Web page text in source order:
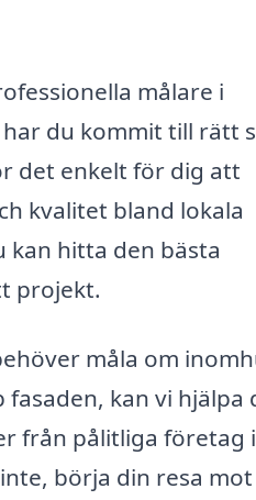
målare i
har du kommit till rätt
det enkelt för dig att
kvalitet bland lokala
kan hitta den bästa
projekt.
måla om
fasaden, kan vi hjälpa
från pålitliga företag i
börja din resa